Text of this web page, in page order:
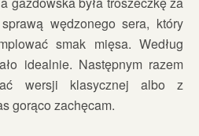
wędzonego sera, który
smak mięsa. Według
idealnie. Następnym razem
wersji klasycznej albo z
gorąco zachęcam.